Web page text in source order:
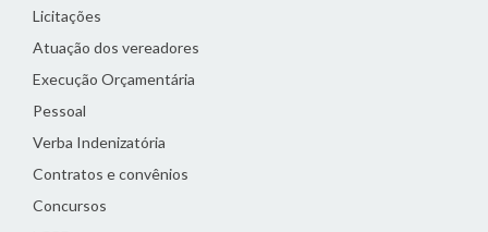
Licitações
Atuação dos vereadores
Execução Orçamentária
Pessoal
Verba Indenizatória
Contratos e convênios
Concursos